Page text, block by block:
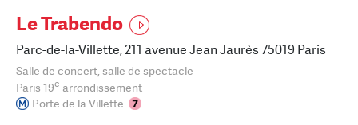
Le Trabendo
Parc-de-la-Villette, 211 avenue Jean Jaurès 75019 Paris
Salle de concert, salle de spectacle
Paris 19e arrondissement
Porte de la Villette